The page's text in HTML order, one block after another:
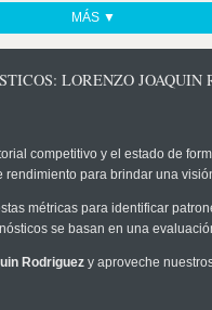
MÁS ▼
LORENZO JOAQUIN
competitivo y el estado de
para brindar una
métricas para identificar
se basan en una
Rodriguez y aproveche